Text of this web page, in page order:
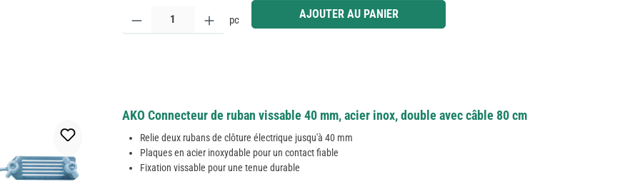
Quantité de produit : Entrez la quantité souhaitée ou utilisez les boutons pour augmenter ou diminuer la quantité.
pc AJOUTER AU PANIER
AKO Connecteur de ruban vissable 40 mm, acier inox, double avec câble 80 cm
Relie deux rubans de clôture électrique jusqu'à 40 mm
Plaques en acier inoxydable pour un contact fiable
Fixation vissable pour une tenue durable